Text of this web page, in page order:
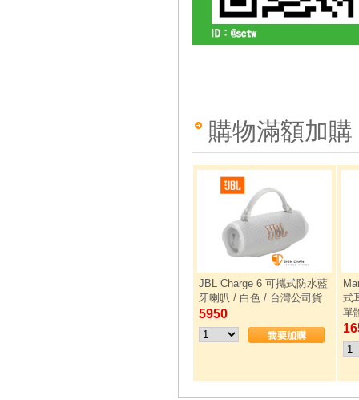
購物滿額加
JBL Charge 6 可攜式防水藍
牙喇叭 / 白色 / 台灣公司貨
5950
式
單